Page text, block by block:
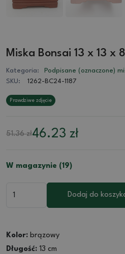
Miska Bonsai 13 x 13 x
Kategoria:
Podpisane (oznaczone)
SKU:
1262-BC24-1187
Prawdziwe zdjęcie
51.36 zł46.23 zł
W magazynie (19)
Dodaj do
Kolor: brązowy
Długość: 13 cm